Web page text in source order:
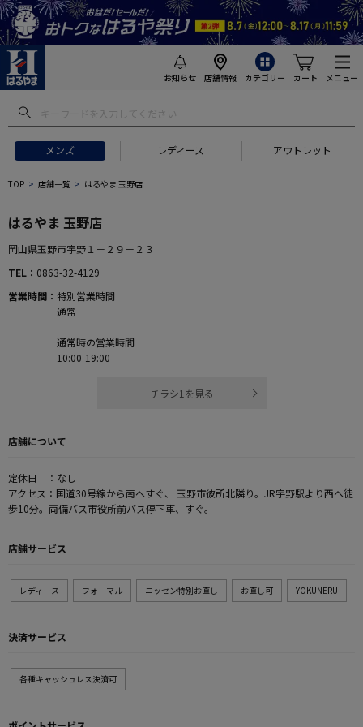
お知らせ 店舗情報 カテゴリー カート メニュー
メンズ レディース アウトレット
TOP 店舗一覧 はるやま 玉野店
はるやま 玉野店
岡山県玉野市宇野１－２９－２３
TEL
0863-32-4129
営業時間
特別営業時間
通常
通常時の営業時間
10:00-19:00
チラシ1を見る
店舗について
定休日 ：なし
アクセス：国道30号線から南へすぐ、 玉野市彼所北隣り。JR宇野駅より西へ徒
歩10分。両備バス市役所前バス停下車、すぐ。
店舗サービス
レディース フォーマル ニッセン特別お直し お直し可 YOKUNERU
決済サービス
各種キャッシュレス決済可